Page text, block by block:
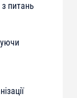
питань